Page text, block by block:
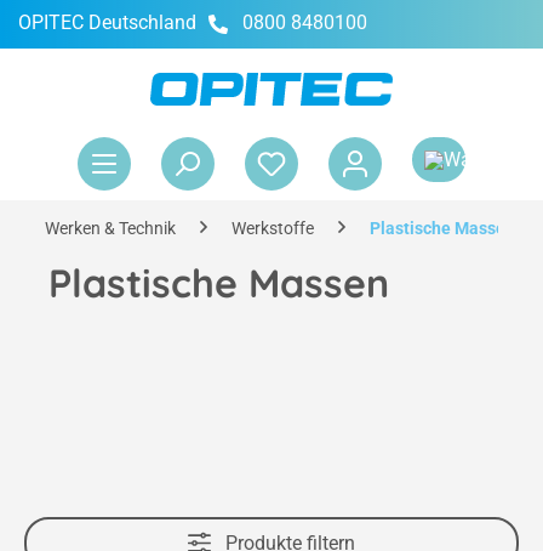
springen
OPITEC Deutschland 0800 8480100
Werken & Technik Werkstoffe Plastische Massen
Plastische Massen
Produkte filtern